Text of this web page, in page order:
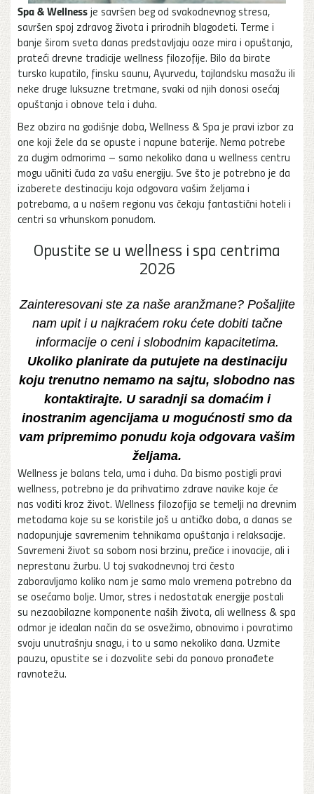
Spa & Wellnessje savršen beg od svakodnevnog stresa,
savršen spoj zdravog života i prirodnih blagodeti. Terme i
banje širom sveta danas predstavljaju oaze mira i opuštanja,
prateći drevne tradicije wellness filozofije. Bilo da birate
tursko kupatilo, finsku saunu, Ayurvedu, tajlandsku masažu ili
neke druge luksuzne tretmane, svaki od njih donosi osećaj
opuštanja i obnove tela i duha.
Bez obzira na godišnje doba, Wellness & Spa je pravi izbor za
one koji žele da se opuste i napune baterije. Nema potrebe
za dugim odmorima – samo nekoliko dana u wellness centru
mogu učiniti čuda za vašu energiju. Sve što je potrebno je da
izaberete destinaciju koja odgovara vašim željama i
potrebama, a u našem regionu vas čekaju fantastični hoteli i
centri sa vrhunskom ponudom.
Opustite se u wellness i spa centrima
2026
Zainteresovani ste za naše aranžmane? Pošaljite
nam upit i u najkraćem roku ćete dobiti tačne
informacije o ceni i slobodnim kapacitetima.
Ukoliko planirate da putujete na destinaciju
koju trenutno nemamo na sajtu, slobodno nas
kontaktirajte. U saradnji sa domaćim i
inostranim agencijama u mogućnosti smo da
vam pripremimo ponudu koja odgovara vašim
željama.
Wellness je balans tela, uma i duha. Da bismo postigli pravi
wellness, potrebno je da prihvatimo zdrave navike koje će
nas voditi kroz život. Wellness filozofija se temelji na drevnim
metodama koje su se koristile još u antičko doba, a danas se
nadopunjuje savremenim tehnikama opuštanja i relaksacije.
Savremeni život sa sobom nosi brzinu, prečice i inovacije, ali i
neprestanu žurbu. U toj svakodnevnoj trci često
zaboravljamo koliko nam je samo malo vremena potrebno da
se osećamo bolje. Umor, stres i nedostatak energije postali
su nezaobilazne komponente naših života, ali wellness & spa
odmor je idealan način da se osvežimo, obnovimo i povratimo
svoju unutrašnju snagu, i to u samo nekoliko dana. Uzmite
pauzu, opustite se i dozvolite sebi da ponovo pronađete
ravnotežu.